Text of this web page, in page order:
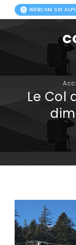
WEBCAM SKI
FORFAITS
Le Col